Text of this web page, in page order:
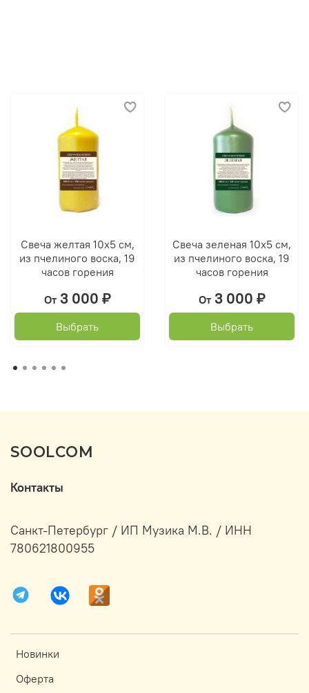
Свеча желтая 10х5 см,
из пчелиного воска, 19
часов горения
От 3 000 ₽
Выбрать
Свеча зеленая 10х5 см,
из пчелиного воска, 19
часов горения
От 3 000 ₽
Выбрать
SOOLCOM
Новинки
Оферта
Контакты
Санкт-Петербург / ИП Музика М.В. / ИНН
780621800955